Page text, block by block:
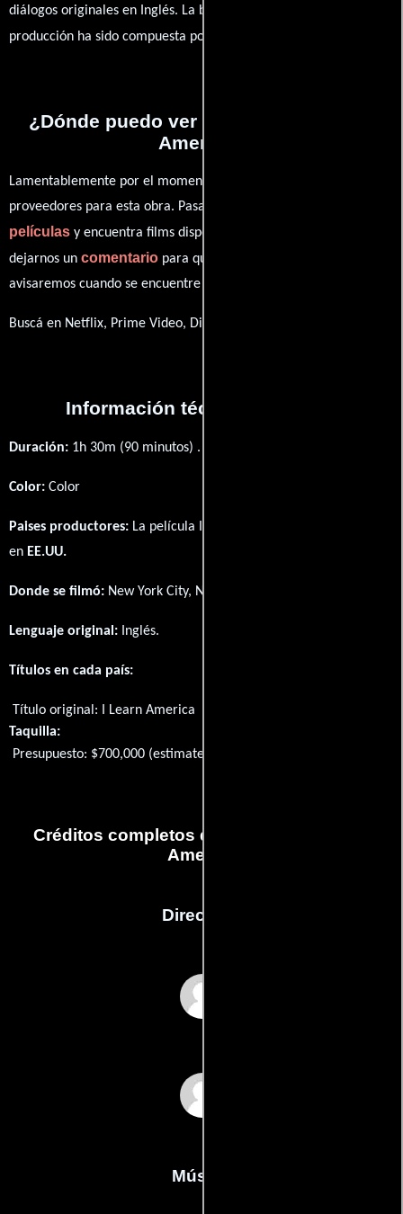
diálogos originales en Inglés. La banda sonora para esta
producción ha sido compuesta por
¿Dónde puedo ver la películas I Learn
America?
Lamentablemente por el momento no contamos con enlaces a
proveedores para esta obra. Pasa por nuestro catálogo de
películas y encuentra films disponibles. También puedes
dejarnos un comentario para que le demos prioridad y te
avisaremos cuando se encuentre disponible
Buscá en Netflix, Prime Video, Disney+
Información técnica y general
Duración: 1h 30m (90 minutos) .
Color: Color
Paises productores: La película I Learn America fué producida
en EE.UU.
Donde se filmó: New York City, New York, USA.
Lenguaje original: Inglés.
Títulos en cada país:
Título original:
I Learn America
Taquilla:
Presupuesto: $700,000 (estimated)
Créditos completos de la película I Learn
America
Dirección
Música